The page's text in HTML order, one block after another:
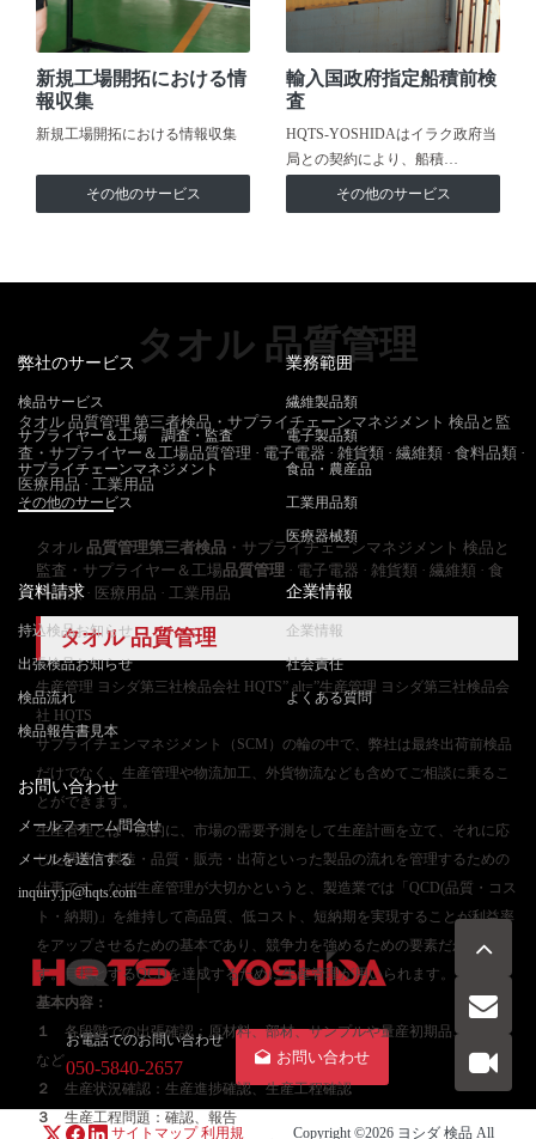
新規工場開拓における情
報収集
新規工場開拓における情報収集
その他のサービス
輸入国政府指定船積前検
査
HQTS-YOSHIDAはイラク政府当
局との契約により、船積…
その他のサービス
タオル 品質管理
タオル 品質管理 第三者検品・サプライチェーンマネジメント 検品と監
査・サプライヤー＆工場品質管理 · 電子電器 · 雑貨類 · 繊維類 · 食料品類 ·
医療用品 · 工業用品
タオル 品質管理第三者検品 ・サプライチェーンマネジメント 検品と
監査・サプライヤー＆工場品質管理 · 電子電器 · 雑貨類 · 繊維類 · 食
料品類 · 医療用品 · 工業用品
タオル 品質管理
生産管理 ヨシダ第三社検品会社 HQTS” alt=”生産管理 ヨシダ第三社検品会
社 HQTS
サプライチェンマネジメント（SCM）の輪の中で、弊社は最終出荷前検品
だけでなく、生産管理や物流加工、外貨物流なども含めてご相談に乗るこ
とができます。
生産管理とは一般的に、市場の需要予測をして生産計画を立て、それに応
じた調達・製造・品質・販売・出荷といった製品の流れを管理するための
仕事です。なぜ生産管理が大切かというと、製造業では「QCD(品質・コス
ト・納期)」を維持して高品質、低コスト、短納期を実現することが利益率
をアップさせるための基本であり、競争力を強めるための要素だからで
す。目標とするQCDを達成するために生産管理が用いられます。
基本内容：
１
各段階での出張確認：原材料、部材、サンプルや量産初期品、量産品
など
２
生産状況確認：生産進捗確認、生産工程確認
３
生産工程問題：確認、報告
弊社のサービス
検品サービス
サプライヤー＆工場 調査・監査
サプライチェーンマネジメント
その他のサービス
業務範囲
繊維製品類
電子製品類
食品・農産品
工業用品類
医療器械類
資料請求
持込検品お知らせ
出張検品お知らせ
検品流れ
検品報告書見本
企業情報
企業情報
社会責任
よくある質問
お問い合わせ
メールフォーム問合せ
メールを送信する
inquiry.jp@hqts.com
お電話でのお問い合わせ
050-5840-2657
お問い合わせ
サイトマップ 利用規 Copyright ©2026 ヨシダ 検品 All